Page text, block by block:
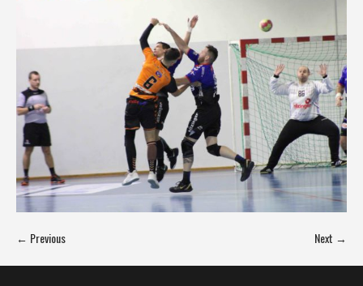
← Previous Next →